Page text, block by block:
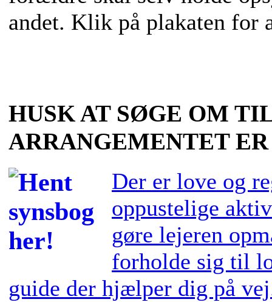
andet. Klik på plakaten for
HUSK AT SØGE OM
ARRANGEMENTET
Der er love og
oppustelige
gøre lejeren
forholde sig til
guide der hjælper dig på